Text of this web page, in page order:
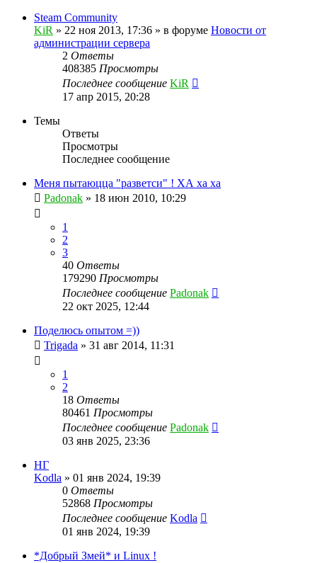
Steam Community
KiR » 22 ноя 2013, 17:36 » в форуме Новости от
администрации сервера
2 Ответы
408385 Просмотры
Последнее сообщение KiR
17 апр 2015, 20:28
Темы
Ответы
Просмотры
Последнее сообщение
Меня пытаюцца "разветси" ! ХА ха ха
Padonak » 18 июн 2010, 10:29
1
2
3
40 Ответы
179290 Просмотры
Последнее сообщение Padonak
22 окт 2025, 12:44
Поделюсь опытом =))
Trigada » 31 авг 2014, 11:31
1
2
18 Ответы
80461 Просмотры
Последнее сообщение Padonak
03 янв 2025, 23:36
НГ
Kodla » 01 янв 2024, 19:39
0 Ответы
52868 Просмотры
Последнее сообщение Kodla
01 янв 2024, 19:39
*Добрый Змей* и Linux !